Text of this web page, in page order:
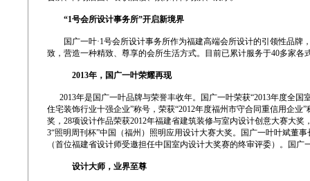
“1号会所设计事务所”开启新境界
国广一叶·1号会所设计事务所作为福建高端会所设计的引领性品牌
致，营造一种精致、尊享的会所生活方式。目前已累计服务于40多家
2013年，国广一叶荣耀再现
2013年是国广一叶品牌与荣誉丰收年。国广一叶荣获“2013年度全国
住宅装饰行业十强企业”称号，荣获“2012年度福州市守合同重信用企
奖，28项设计作品荣获2012年福建省建筑装修与室内设计创意大赛大
3“照明周刊杯”中国（福州）照明应用设计大赛大奖。国广一叶叶斌董
（首位福建省设计师受邀担任中国室内设计大奖赛的终审评委）。国
设计大师，业界至尊